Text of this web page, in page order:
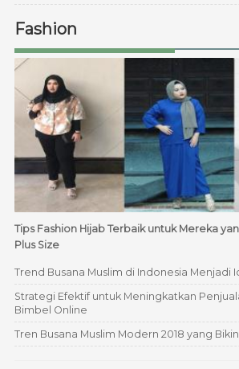
Fashion
Tips Fashion Hijab Terbaik untuk Mereka
Plus Size
Trend Busana Muslim di Indonesia Menjadi
Strategi Efektif untuk Meningkatkan
Bimbel Online
Tren Busana Muslim Modern 2018 yang